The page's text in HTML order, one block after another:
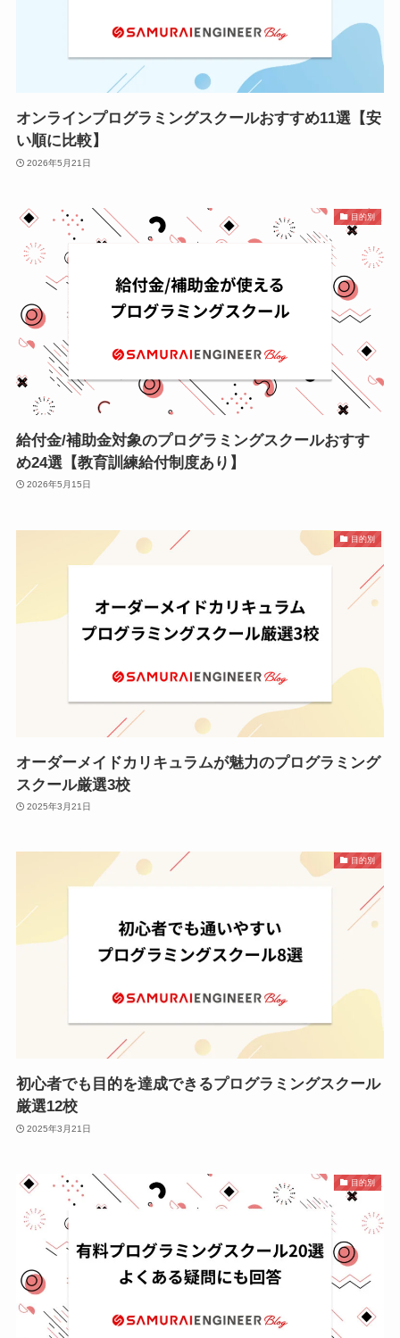
オンラインプログラミングスクールおすすめ11選【安
い順に比較】
2026年5月21日
目的別
給付金/補助金対象のプログラミングスクールおすす
め24選【教育訓練給付制度あり】
2026年5月15日
目的別
オーダーメイドカリキュラムが魅力のプログラミング
スクール厳選3校
2025年3月21日
目的別
初心者でも目的を達成できるプログラミングスクール
厳選12校
2025年3月21日
目的別